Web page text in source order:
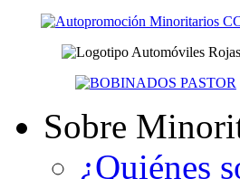
Sobre
¿Quiénes